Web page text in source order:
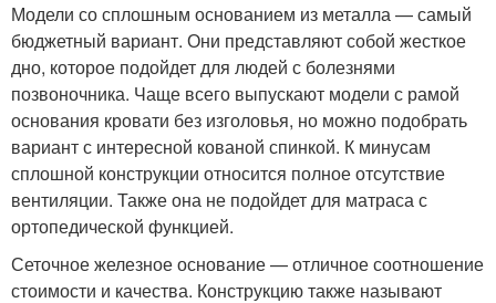
Модели со сплошным основанием из металла — самый
бюджетный вариант. Они представляют собой жесткое
дно, которое подойдет для людей с болезнями
позвоночника. Чаще всего выпускают модели с рамой
основания кровати без изголовья, но можно подобрать
вариант с интересной кованой спинкой. К минусам
сплошной конструкции относится полное отсутствие
вентиляции. Также она не подойдет для матраса с
ортопедической функцией.
Сеточное железное основание — отличное соотношение
стоимости и качества. Конструкцию также называют